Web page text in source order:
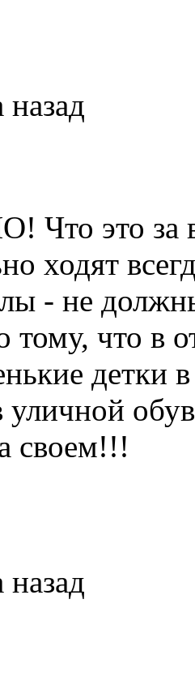
это за
ходят
- не
тому, что в
детки
своем!!!